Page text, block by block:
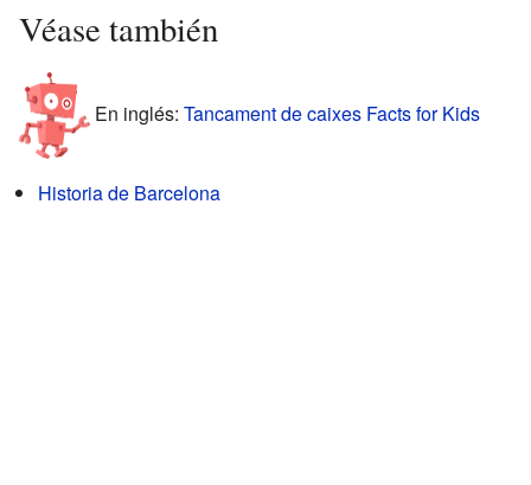
Véase también
En inglés: Tancament de caixes Facts for Kids
Historia de Barcelona